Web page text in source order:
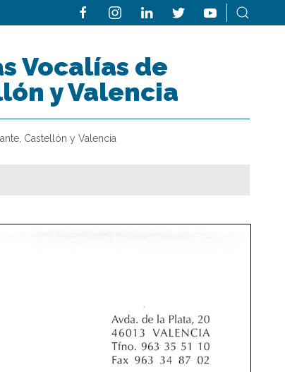
Vocalías de
y Valencia
Castellón y Valencia